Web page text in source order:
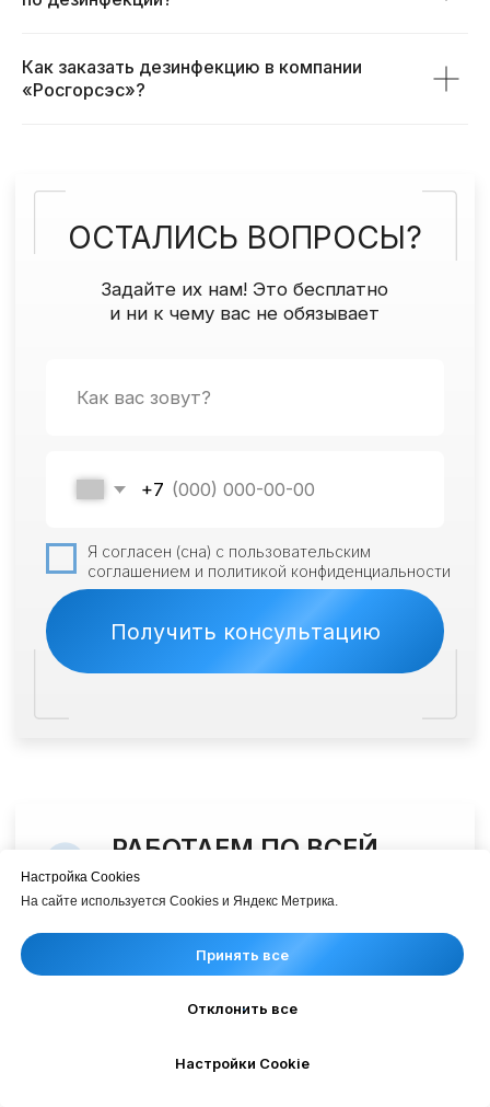
Как заказать дезинфекцию в компании
«Росгорсэс»?
Настройка Cookies
На сайте используется Cookies и Яндекс Метрика.
Принять все
Отклонить все
Настройки Cookie